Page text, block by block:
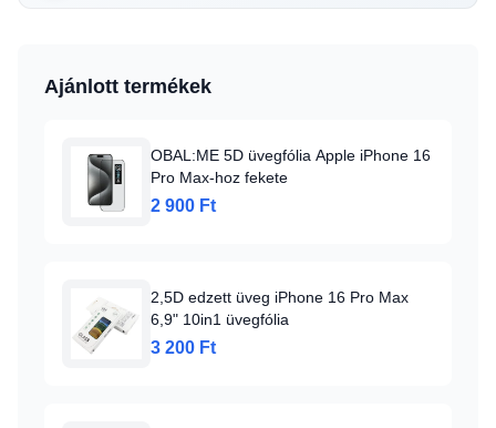
Ajánlott termékek
OBAL:ME 5D üvegfólia Apple iPhone 16
Pro Max-hoz fekete
2 900 Ft
2,5D edzett üveg iPhone 16 Pro Max
6,9" 10in1 üvegfólia
3 200 Ft